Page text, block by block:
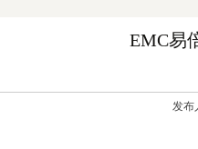
EMC易
发布